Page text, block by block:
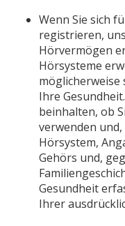
Wenn Sie sich
registrieren,
Hörvermögen
Hörsysteme
Ihre
beinhalten, ob
verwenden
Hörsystem,
Gehörs und,
Gesundheit
Ihrer